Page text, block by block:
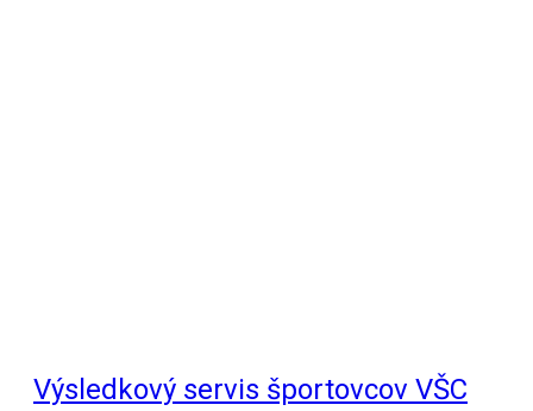
Výsledkový servis športovcov VŠC